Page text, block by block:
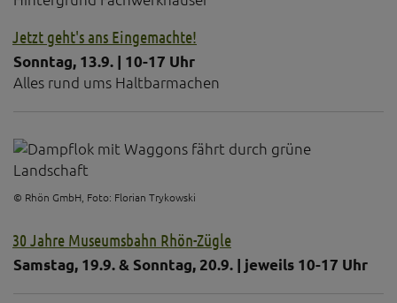
Jetzt geht's ans Eingemachte!
Sonntag, 13.9. | 10-17 Uhr
Alles rund ums Haltbarmachen
© Rhön GmbH, Foto: Florian Trykowski
30 Jahre Museumsbahn Rhön-Zügle
Samstag, 19.9. & Sonntag, 20.9. | jeweils 10-17 Uhr